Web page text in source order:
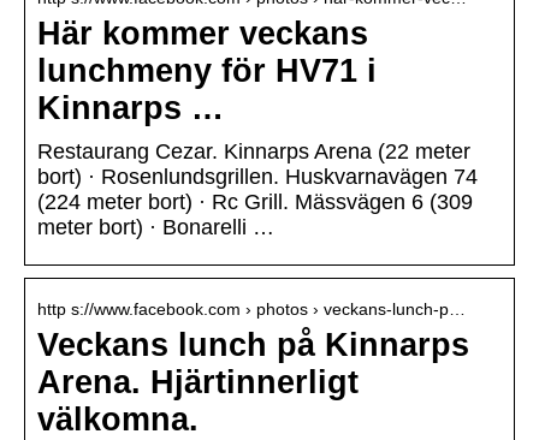
Här kommer veckans
lunchmeny för HV71 i
Kinnarps …
Restaurang Cezar. Kinnarps Arena (22 meter
bort) · Rosenlundsgrillen. Huskvarnavägen 74
(224 meter bort) · Rc Grill. Mässvägen 6 (309
meter bort) · Bonarelli …
http s://www.facebook.com › photos › veckans-lunch-p…
Veckans lunch på Kinnarps
Arena. Hjärtinnerligt
välkomna.